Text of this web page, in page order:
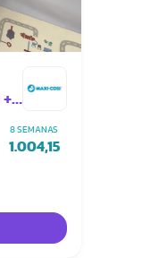
8 SEMANAS
1.004,15